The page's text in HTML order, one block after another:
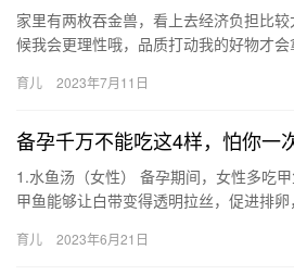
家里有两枚吞金兽，看上去经济负担比
候我会更理性哦，品质打动我的好物才
育儿 2023年7月11日
备孕千万不能吃这4样，怕你一
1.水鱼汤（女性） 备孕期间，女性多吃
甲鱼能够让白带变得透明拉丝，促进排
育儿 2023年6月21日